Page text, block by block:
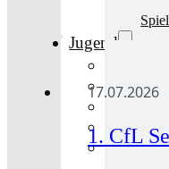
Jugend
17.07.2026
1. CfL